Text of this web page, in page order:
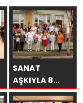
SANAT
AŞKIYLA 8
AÇILDI